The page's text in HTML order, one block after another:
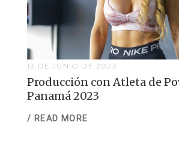
13 DE JUNIO DE 2023
Producción con Atleta de
Panamá 2023
/ READ MORE